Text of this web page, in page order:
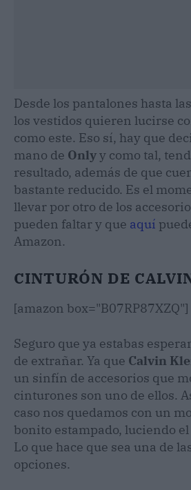
Desde los pantalones hasta
los vestidos quieren lucirse
como este. Eso sí, hay que
mano de Onlyy como tal,
resultado, además de que
bastante reducido. Es el
llevar por otro de los
pueden faltar y que aquí
Amazon.
CINTURÓN DE
[amazon box="B07RP87XZQ"]
Seguro que ya estabas
de extrañar. Ya que Calvin
un sinfín de accesorios que
cinturones son uno de ellos.
caso nos quedamos con un
bonito estampado, luciendo
Lo que hace que sea una de
opciones.